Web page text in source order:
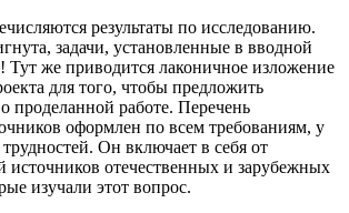
результаты по исследованию.
задачи, установленные в вводной
же приводится лаконичное изложение
для того, чтобы предложить
проделанной работе. Перечень
оформлен по всем требованиям, у
Он включает в себя от
источников отечественных и зарубежных
изучали этот вопрос.